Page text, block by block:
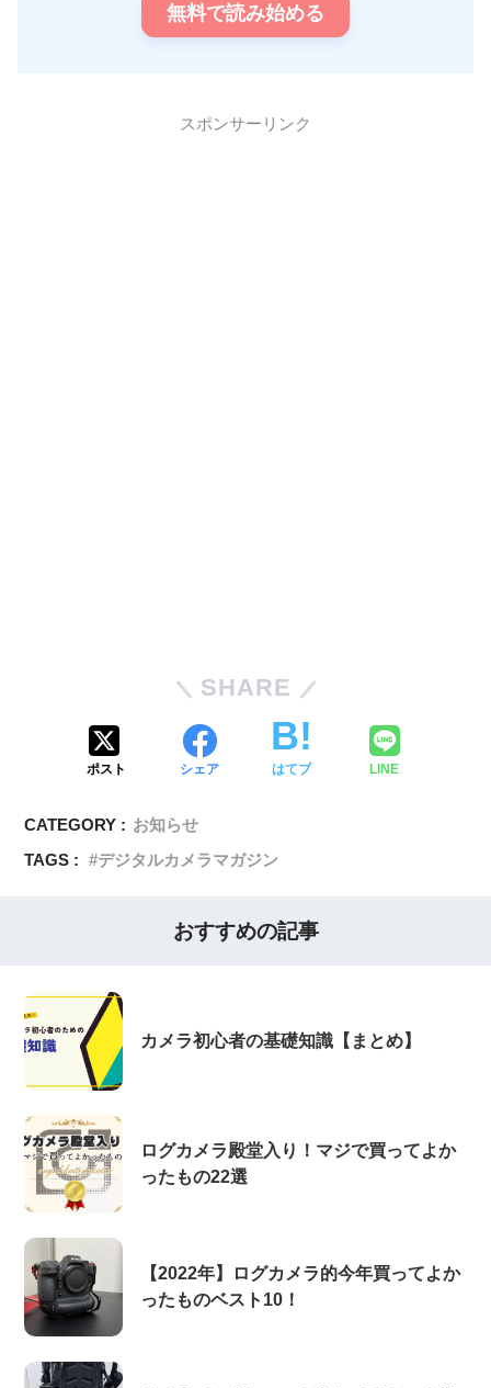
無料で読み始める
スポンサーリンク
SHARE
ポスト シェア はてブ LINE
CATEGORY : お知らせ
TAGS :
デジタルカメラマガジン
おすすめの記事
カメラ初心者の基礎知識【まとめ】
ログカメラ殿堂入り！マジで買ってよか
ったもの22選
【2022年】ログカメラ的今年買ってよか
ったものベスト10！